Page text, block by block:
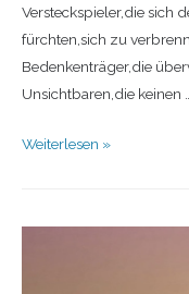
Versteckspieler,die sich
fürchten,sich zu
Bedenkenträger,die
Unsichtbaren,die keinen …
Weiterlesen »